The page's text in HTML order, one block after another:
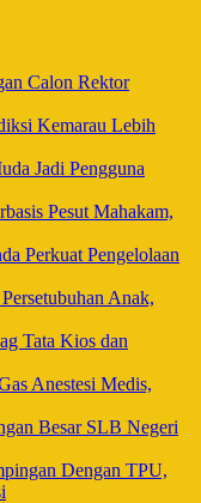
Calon Rektor
Kemarau Lebih
Jadi Pengguna
Pesut Mahakam,
Perkuat Pengelolaan
Anak,
Tata Kios dan
Anestesi Medis,
Besar SLB Negeri
Dengan TPU,